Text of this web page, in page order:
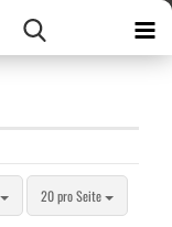
20 pro Seite
pro Seite